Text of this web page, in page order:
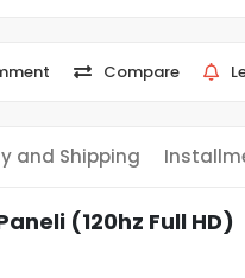
Compare
and Shipping
(120hz Full HD)